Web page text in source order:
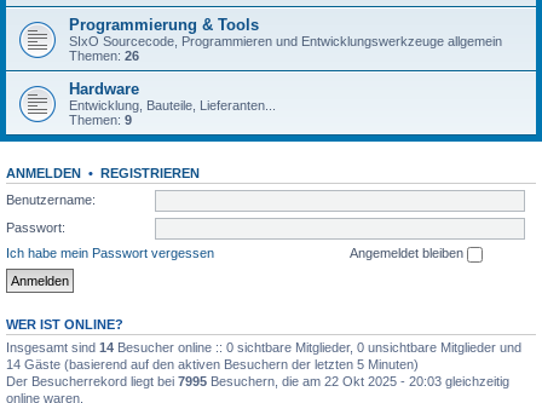
Programmierung & Tools
SIxO Sourcecode, Programmieren und Entwicklungswerkzeuge allgemein
Themen: 26
Hardware
Entwicklung, Bauteile, Lieferanten...
Themen: 9
ANMELDEN • REGISTRIEREN
Benutzername:
Passwort:
Ich habe mein Passwort vergessen
Angemeldet bleiben
WER IST ONLINE?
Insgesamt sind 14 Besucher online :: 0 sichtbare Mitglieder, 0 unsichtbare Mitglieder und
14 Gäste (basierend auf den aktiven Besuchern der letzten 5 Minuten)
Der Besucherrekord liegt bei 7995 Besuchern, die am 22 Okt 2025 - 20:03 gleichzeitig
online waren.